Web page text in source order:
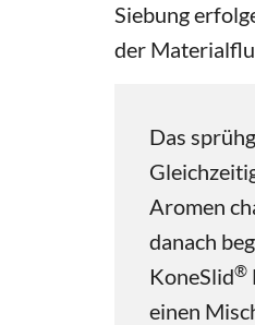
Siebung
der
Das
Aromen
danach
KoneSlid®
einen